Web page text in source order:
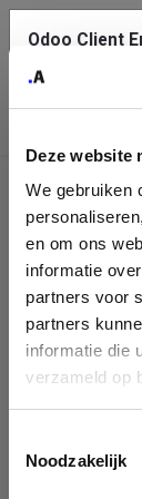
Deze website
We gebruiken
en om ons
informatie
partners voor
partners
informatie die
verzameld op
Noodzakelijk
Company
Please fill
You can search
enterprise ID.
form. If you don't
Odoo Client
service.
See details
Ok